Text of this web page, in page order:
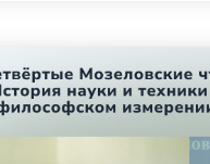
Базовое инженерное
пройдут учебно-
со студентами 4 курса
«Психология служебной
деятельности»,